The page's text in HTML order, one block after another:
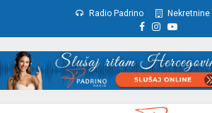
Radio Padrino Nekretnine
Facebook
Instagram
Youtube